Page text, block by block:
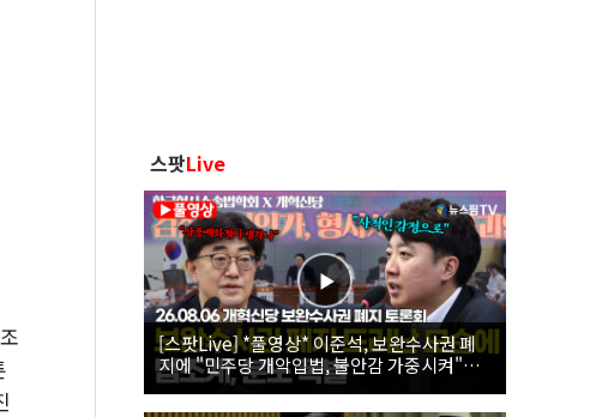
스팟Live
[스팟Live] *풀영상* 이준석, 보완수사권 폐
지에 "민주당 개악입법, 불안감 가중시켜"｜
26.08.06 개혁신당 보완수사권 폐지 토론회